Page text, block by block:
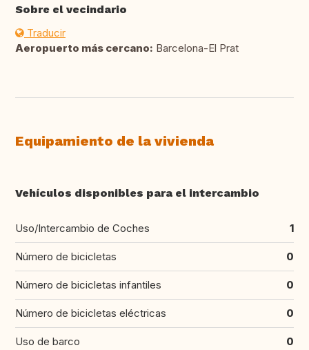
Sobre el vecindario
Traducir
Aeropuerto más cercano: Barcelona-El Prat
Equipamiento de la vivienda
Vehículos disponibles para el intercambio
Uso/Intercambio de Coches 1
Número de bicicletas 0
Número de bicicletas infantiles 0
Número de bicicletas eléctricas 0
Uso de barco 0